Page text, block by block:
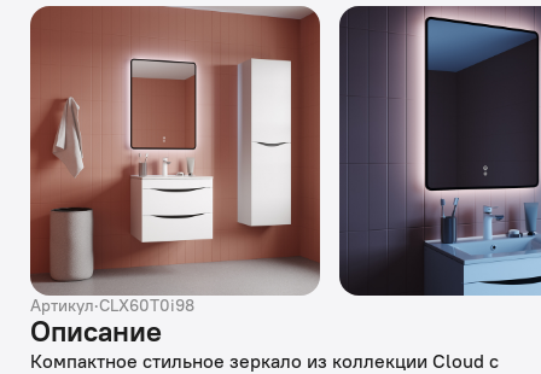
Артикул·CLX60T0i98
Описание
Компактное стильное зеркало из коллекции Cloud с